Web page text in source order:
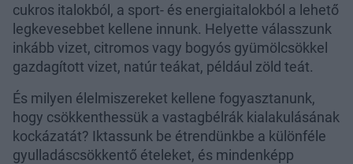
cukros italokból, a sport- és energiaitalokból a lehető
legkevesebbet kellene innunk. Helyette válasszunk
inkább vizet, citromos vagy bogyós gyümölcsökkel
gazdagított vizet, natúr teákat, például zöld teát.
És milyen élelmiszereket kellene fogyasztanunk,
hogy csökkenthessük a vastagbélrák kialakulásának
kockázatát? Iktassunk be étrendünkbe a különféle
gyulladáscsökkentő ételeket, és mindenképp